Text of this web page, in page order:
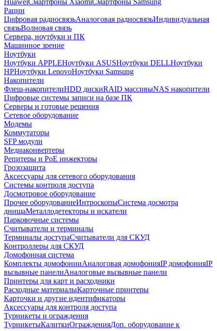
HuaweiСмартфоны XiaomiСмартфоны Samsung
Рации
Цифровая радиосвязьАналоговая радиосвязьИндивидуальная
связьВолновая связь
Сервера, ноутбуки и ПК
Машинное зрение
Ноутбуки
Ноутбуки APPLEНоутбуки ASUSНоутбуки DELLНоутбуки
HPНоутбуки LenovoНоутбуки Samsung
Накопители
Флеш-накопителиHDD дискиRAID массивыNAS накопители
Цифровые системы записи на базе ПК
Серверы и готовые решения
Сетевое оборудование
Модемы
Коммутаторы
SFP модули
Медиаконвертеры
Репитеры и PoE инжекторы
Грозозащита
Аксессуары для сетевого оборудования
Системы контроля доступа
Досмотровое оборудование
Прочее оборудованиеИнтроскопыСистема досмотра
днищаМеталлодетекторы и искатели
Парковочные системы
Считыватели и терминалы
Терминалы доступаСчитыватели для СКУД
Контроллеры для СКУД
Домофонная система
Комплекты домофонииАналоговая домофонияIP домофонияIP
вызывные панелиАналоговые вызывные панели
Принтеры для карт и расходники
Расходные материалыКарточные принтеры
Карточки и другие идентификаторы
Аксессуары для контроля доступа
Турникеты и ограждения
ТурникетыКалиткиОгражденияДоп. оборудование к